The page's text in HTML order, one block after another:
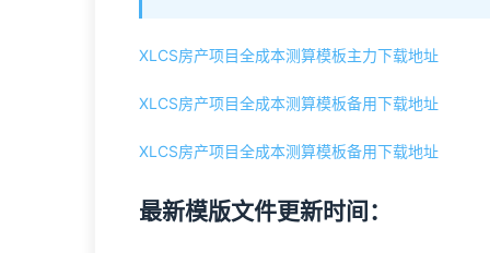
XLCS房产项目全成本测算模板主力下载地址
XLCS房产项目全成本测算模板备用下载地址
XLCS房产项目全成本测算模板备用下载地址
最新模版文件更新时间：